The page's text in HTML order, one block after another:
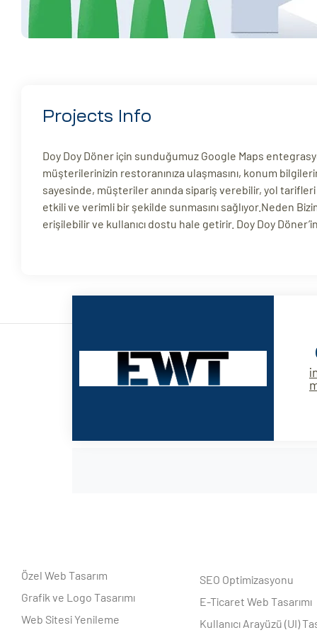
Projects Info
Doy Doy Döner için sunduğumuz Google Maps
müşterilerinizin restoranınıza ulaşmasını, konum
sayesinde, müşteriler anında sipariş verebilir, yol
etkili ve verimli bir şekilde sunmasını sağlıyor.Neden
erişilebilir ve kullanıcı dostu hale getirir. Doy Doy
Özel Web Tasarım
Grafik ve Logo Tasarımı
Web Sitesi Yenileme
SEO Optimizasyonu
E-Ticaret Web Tasarımı
Kullanıcı Arayüzü (UI)